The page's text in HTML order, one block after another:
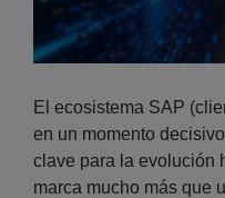
El ecosistema SAP
en un momento
clave para la evolución
marca mucho más que